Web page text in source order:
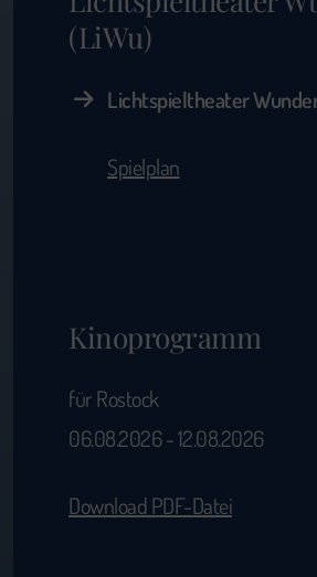
(LiWu)
Lichtspieltheater
Spielplan
Kinoprogramm
für Rostock
06.08.2026 - 12.08.2026
Download PDF-Datei